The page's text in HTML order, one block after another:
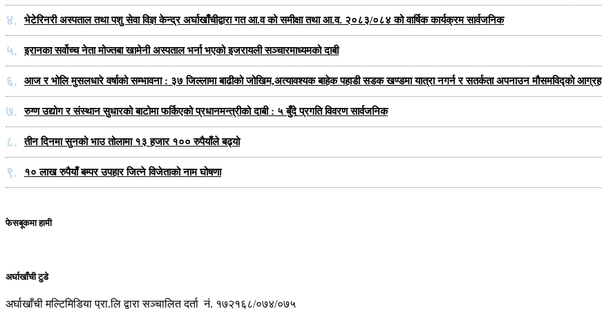
४. भेटेरिनरी अस्पताल तथा पशु सेवा विज्ञ केन्द्र अर्घाखाँचीद्वारा गत आ.व को समीक्षा तथा आ.व. २०८३/०८४ को वार्षिक कार्यक्रम सार्वजनिक
५. इरानका सर्वोच्च नेता मोज्तबा खामेनी अस्पताल भर्ना भएको इजरायली सञ्चारमाध्यमको दाबी
६. आज र भोलि मुसलधारे वर्षाको सम्भावना : ३७ जिल्लामा बाढीको जोखिम,अत्यावश्यक बाहेक पहाडी सडक खण्डमा यात्रा नगर्न र सतर्कता अपनाउन मौसमविद्काे आग्रह
७. रुग्ण उद्योग र संस्थान सुधारको बाटोमा फर्किएको प्रधानमन्त्रीको दाबी : ५ बुँदे प्रगति विवरण सार्वजनिक
८. तीन दिनमा सुनको भाउ तोलामा १३ हजार १०० रुपैयाँले बढ्यो
९. १० लाख रुपैयाँ बम्पर उपहार जित्ने विजेताको नाम घोषणा
फेसबूकमा हामी
अर्घाखाँची टुडे
अर्घाखाँची मल्टिमिडिया प्रा.लि द्वारा सञ्चालित दर्ता नं. १७२१६८/०७४/०७५